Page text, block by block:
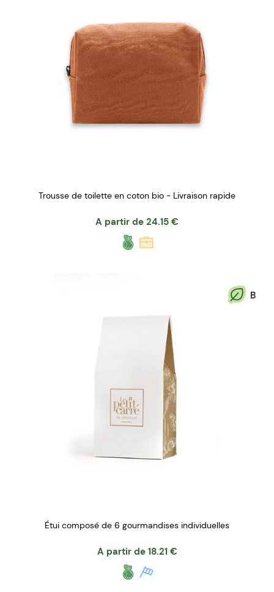
Trousse de toilette en coton bio - Livraison rapide
A partir de 24.15 €
B
Étui composé de 6 gourmandises individuelles
A partir de 18.21 €